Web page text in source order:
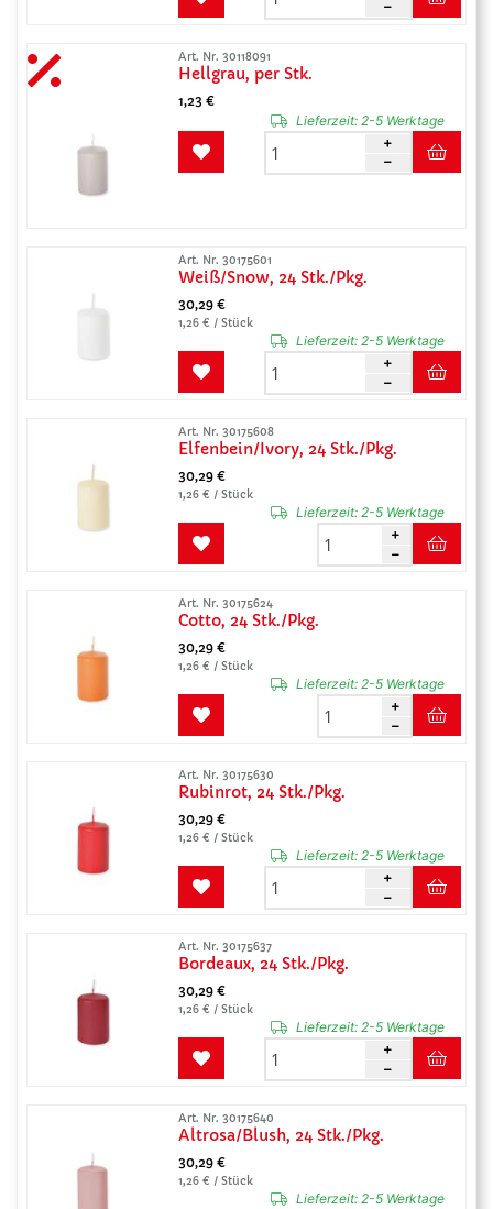
Art. Nr. 30118091
Hellgrau, per Stk.
1,23 €
Lieferzeit:2-5 Werktage
Art. Nr. 30175601
Weiß/Snow, 24 Stk./Pkg.
30,29 €
1,26 € / Stück
Lieferzeit:2-5 Werktage
Art. Nr. 30175608
Elfenbein/Ivory, 24 Stk./Pkg.
30,29 €
1,26 € / Stück
Lieferzeit:2-5 Werktage
Art. Nr. 30175624
Cotto, 24 Stk./Pkg.
30,29 €
1,26 € / Stück
Lieferzeit:2-5 Werktage
Art. Nr. 30175630
Rubinrot, 24 Stk./Pkg.
30,29 €
1,26 € / Stück
Lieferzeit:2-5 Werktage
Art. Nr. 30175637
Bordeaux, 24 Stk./Pkg.
30,29 €
1,26 € / Stück
Lieferzeit:2-5 Werktage
Art. Nr. 30175640
Altrosa/Blush, 24 Stk./Pkg.
30,29 €
1,26 € / Stück
Lieferzeit:2-5 Werktage